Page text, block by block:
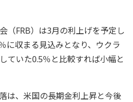
（FRB）は3月の利上げを予定し
に収まる見込みとなり、ウクラ
ていた0.5％と比較すれば小幅と
は、米国の長期金利上昇と今後